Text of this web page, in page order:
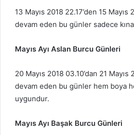
13 Mayıs 2018 22.17’den 15 Mayıs
devam eden bu günler sadece
Mayıs Ayı Aslan Burcu Günleri
20 Mayıs 2018 03.10’dan 21 Mayıs
devam eden bu günler hem boya
uygundur.
Mayıs Ayı Başak Burcu Günleri